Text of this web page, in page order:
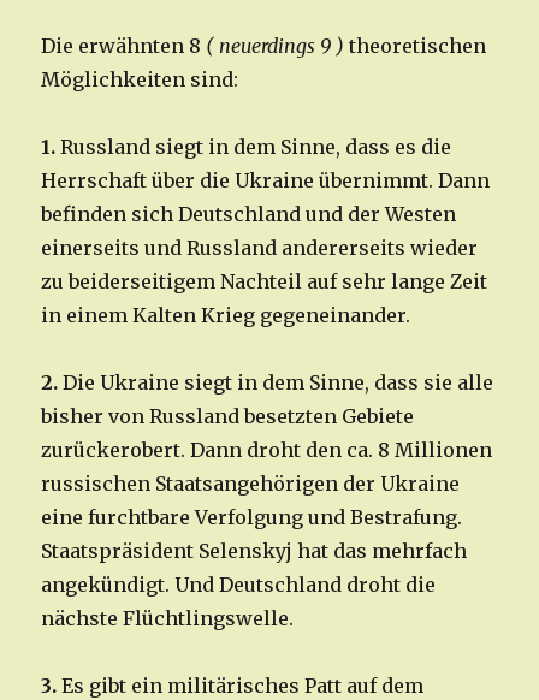
Die erwähnten 8 ( neuerdings 9 ) theoretischen
Möglichkeiten sind:
1. Russland siegt in dem Sinne, dass es die
Herrschaft über die Ukraine übernimmt. Dann
befinden sich Deutschland und der Westen
einerseits und Russland andererseits wieder
zu beiderseitigem Nachteil auf sehr lange Zeit
in einem Kalten Krieg gegeneinander.
2. Die Ukraine siegt in dem Sinne, dass sie alle
bisher von Russland besetzten Gebiete
zurückerobert. Dann droht den ca. 8 Millionen
russischen Staatsangehörigen der Ukraine
eine furchtbare Verfolgung und Bestrafung.
Staatspräsident Selenskyj hat das mehrfach
angekündigt. Und Deutschland droht die
nächste Flüchtlingswelle.
3. Es gibt ein militärisches Patt auf dem